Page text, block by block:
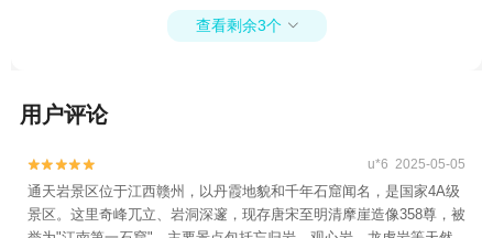
查看剩余3个 
用户评论

 u*6 2025-05-05
通天岩景区位于江西赣州，以丹霞地貌和千年石窟闻名，是国家4A级
景区。这里奇峰兀立、岩洞深邃，现存唐宋至明清摩崖造像358尊，被